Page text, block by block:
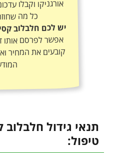
כל מה
יש לכם חלבלוב
אפשר לפרסם אותו
קובעים את המחיר
תנאי גידול
טיפול: